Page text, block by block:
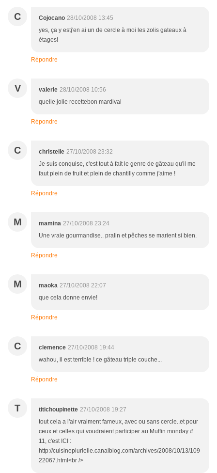
C Cojocano 28/10/2008 13:45
yes, ça y estj'en ai un de cercle à moi les zolis gateaux à
étages!
Répondre
V valerie 28/10/2008 10:56
quelle jolie recettebon mardival
Répondre
C christelle 27/10/2008 23:32
Je suis conquise, c'est tout à fait le genre de gâteau qu'il me
faut plein de fruit et plein de chantilly comme j'aime !
Répondre
M mamina 27/10/2008 23:24
Une vraie gourmandise.. pralin et pêches se marient si bien.
Répondre
M maoka 27/10/2008 22:07
que cela donne envie!
Répondre
C clemence 27/10/2008 19:44
wahou, il est terrible ! ce gâteau triple couche...
Répondre
T titichoupinette 27/10/2008 19:27
tout cela a l'air vraiment fameux, avec ou sans cercle..et pour
ceux et celles qui voudraient participer au Muffin monday #
11, c'est ICI :
http://cuisineplurielle.canalblog.com/archives/2008/10/13/109
22067.html<br />